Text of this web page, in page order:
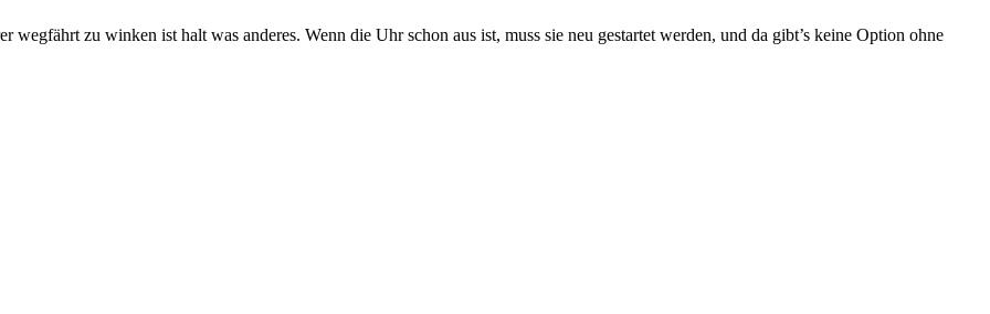
wegfährt zu winken ist halt was anderes. Wenn die Uhr schon aus ist, muss sie neu gestartet werden, und da gibt’s keine Option ohne